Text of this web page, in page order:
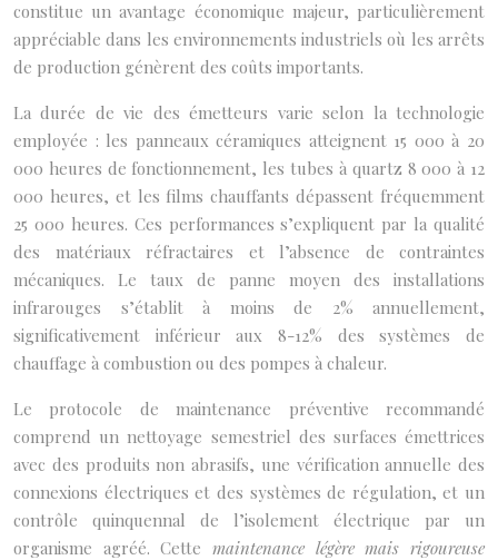
constitue un avantage économique majeur, particulièrement
appréciable dans les environnements industriels où les arrêts
de production génèrent des coûts importants.
La durée de vie des émetteurs varie selon la technologie
employée : les panneaux céramiques atteignent 15 000 à 20
000 heures de fonctionnement, les tubes à quartz 8 000 à 12
000 heures, et les films chauffants dépassent fréquemment
25 000 heures. Ces performances s’expliquent par la qualité
des matériaux réfractaires et l’absence de contraintes
mécaniques. Le taux de panne moyen des installations
infrarouges s’établit à moins de 2% annuellement,
significativement inférieur aux 8-12% des systèmes de
chauffage à combustion ou des pompes à chaleur.
Le protocole de maintenance préventive recommandé
comprend un nettoyage semestriel des surfaces émettrices
avec des produits non abrasifs, une vérification annuelle des
connexions électriques et des systèmes de régulation, et un
contrôle quinquennal de l’isolement électrique par un
organisme agréé. Cette maintenance légère mais rigoureuse